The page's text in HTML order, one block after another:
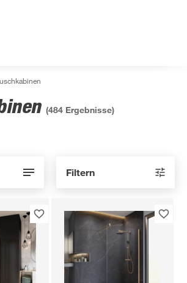
(484 Ergebnisse)
Filtern